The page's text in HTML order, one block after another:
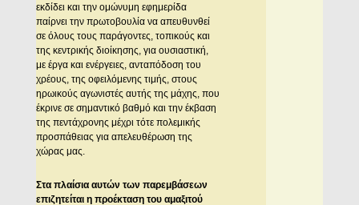
εκδίδει και την ομώνυμη εφημερίδα
παίρνει την πρωτοβουλία να απευθυνθεί
σε όλους τους παράγοντες, τοπικούς και
της κεντρικής διοίκησης, για ουσιαστική,
με έργα και ενέργειες, ανταπόδοση του
χρέους, της οφειλόμενης τιμής, στους
ηρωικούς αγωνιστές αυτής της μάχης, που
έκρινε σε σημαντικό βαθμό και την έκβαση
της πεντάχρονης μέχρι τότε πολεμικής
προσπάθειας για απελευθέρωση της
χώρας μας.
Στα πλαίσια αυτών των παρεμβάσεων
επιζητείται η προέκταση του αμαξιτού